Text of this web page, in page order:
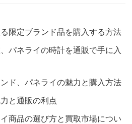
限定ブランド品を購入する方法
パネライの時計を通販で手に入
ド、パネライの魅力と購入方法
と通販の利点
商品の選び方と買取市場につい